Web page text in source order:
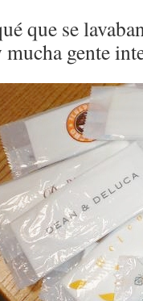
que se
mucha gente